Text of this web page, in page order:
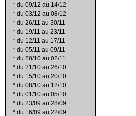
* du 09/12 au 14/12
* du 03/12 au 08/12
* du 26/11 au 30/11
* du 19/11 au 23/11
* du 12/11 au 17/11
* du 05/11 au 09/11
* du 28/10 au 02/11
* du 21/10 au 26/10
* du 15/10 au 20/10
* du 08/10 au 12/10
* du 01/10 au 05/10
* du 23/09 au 28/09
* du 16/09 au 22/09